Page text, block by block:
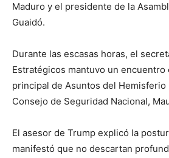
Maduro y el presidente de la
Guaidó.
Durante las escasas horas, el
Estratégicos mantuvo un
principal de Asuntos del Hemisferio
Consejo de Seguridad Nacional,
El asesor de Trump explicó la
manifestó que no descartan